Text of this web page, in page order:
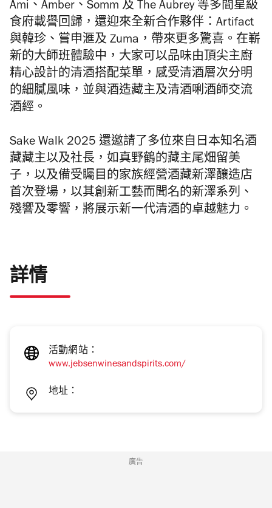
Ami、Amber、Somm 及 The Aubrey 等多間星級
食府載譽回歸，還迎來全新合作夥伴：Artifact
與韓珍、嘗申滙及 Zuma，帶來更多驚喜。在嶄
新的大師班體驗中，大家可以品味由頂尖主廚
精心設計的清酒搭配菜單，感受清酒層次分明
的細膩風味，並與酒造藏主及清酒唎酒師交流
酒經。
Sake Walk 2025 還邀請了多位來自日本知名酒
藏藏主以及社長，如真野鶴的藏主尾畑留美
子，以及備受矚目的家族經營酒藏新澤釀造店
首次登場，以其創新工藝而聞名的新澤系列、
殘響及零響，將展示新一代清酒的卓越魅力。
詳情
活動網站：
www.jebsenwinesandspirits.com/
地址：
廣告